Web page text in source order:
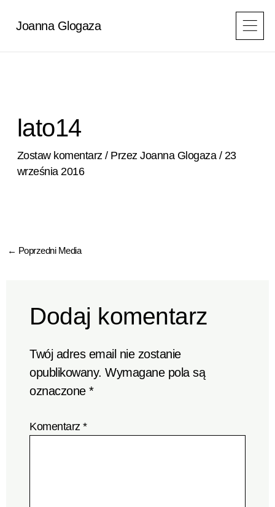
Joanna Glogaza
lato14
Zostaw komentarz / PrzezJoanna Glogaza / 23
września 2016
← Poprzedni Media
Dodaj komentarz
Twój adres email nie zostanie
opublikowany. Wymagane pola są
oznaczone*
Komentarz*